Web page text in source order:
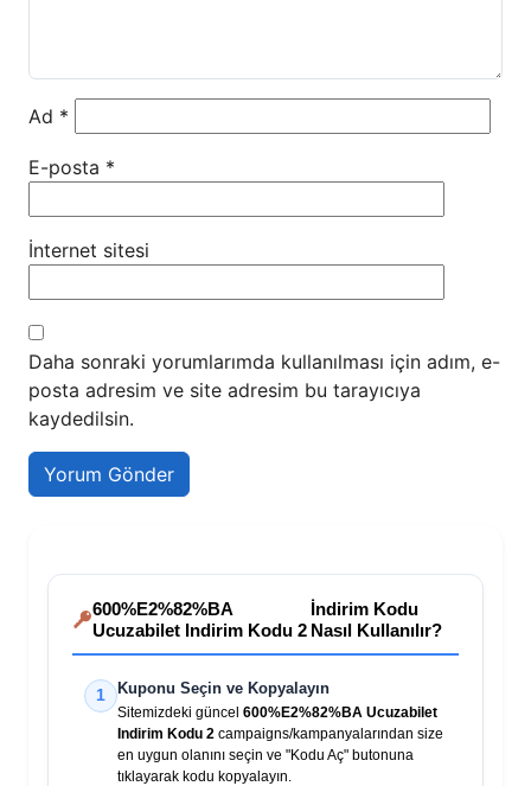
Ad *
E-posta *
İnternet sitesi
Daha sonraki yorumlarımda kullanılması için adım, e-
posta adresim ve site adresim bu tarayıcıya
kaydedilsin.
600%E2%82%BA
Ucuzabilet Indirim Kodu 2
İndirim Kodu
Nasıl Kullanılır?
1 Kuponu Seçin ve Kopyalayın
Sitemizdeki güncel 600%E2%82%BA Ucuzabilet
Indirim Kodu 2 campaigns/kampanyalarından size
en uygun olanını seçin ve "Kodu Aç" butonuna
tıklayarak kodu kopyalayın.